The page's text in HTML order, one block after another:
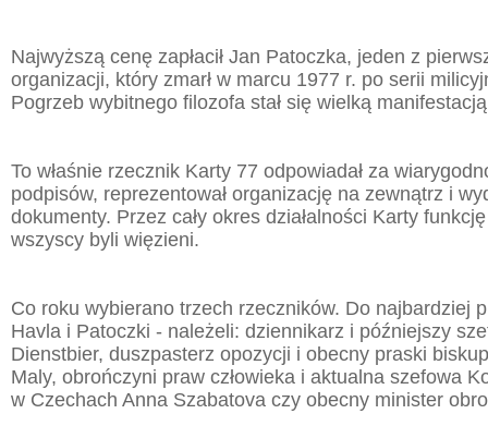
Najwyższą cenę zapłacił Jan Patoczka, jeden z
organizacji, który zmarł w marcu 1977 r. po serii
Pogrzeb wybitnego filozofa stał się wielką
To właśnie rzecznik Karty 77 odpowiadał za
podpisów, reprezentował organizację na zewnątrz i
dokumenty. Przez cały okres działalności Karty funkcję
wszyscy byli więzieni.
Co roku wybierano trzech rzeczników. Do najbardziej
Havla i Patoczki - należeli: dziennikarz i późniejszy
Dienstbier, duszpasterz opozycji i obecny praski
Maly, obrończyni praw człowieka i aktualna szefowa
w Czechach Anna Szabatova czy obecny minister